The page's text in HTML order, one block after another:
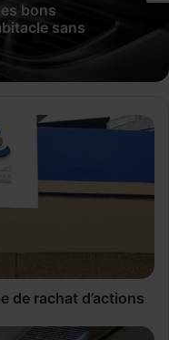
bons
sans
de rachat d’actions